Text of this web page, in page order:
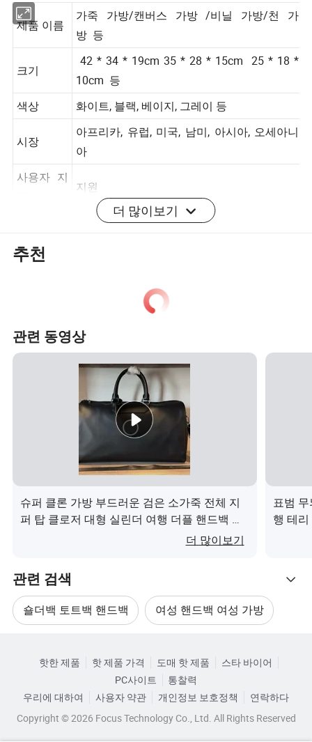
가죽 가방/캔버스 가방 /비닐 가방/천 가
방 등
크기
42 * 34 * 19cm 35 * 28 * 15cm 25 * 18 *
10cm 등
화이트, 블랙, 베이지, 그레이 등
시장
아프리카, 유럽, 미국, 남미, 아시아, 오세아니
지원
공장
포장 및 배송
더 많이보기
추천
관련 동영상
슈퍼 클론 가방 부드러운 검은 소가죽 전체 지
퍼 탑 클로저 대형 실린더 여행 더플 핸드백 일
상 체육관 운동 럭셔리 가방이(가) 무엇인가요?
더 많이보기
표범
행 테
관련 검색
숄더백 토트백 핸드백 여성 핸드백 여성 가방
PU 핸드백 여성 가방 여성 핸드백 숄더백
핫한 제품 핫 제품 가격 도매 핫 제품
스타 바이어
PC사이트
통찰력
우리에 대하여
사용자 약관 개인정보 보호정책
연락하다
Copyright © 2026 Focus Technology Co., Ltd. All Rights Reserved